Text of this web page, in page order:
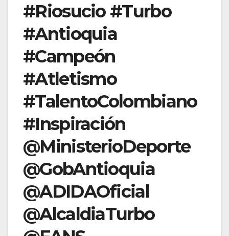
#Riosucio #Turbo
#Antioquia
#Campeón
#Atletismo
#TalentoColombiano
#Inspiración
@MinisterioDeporte
@GobAntioquia
@ADIDAOficial
@AlcaldiaTurbo